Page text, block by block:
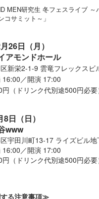
MEN研究生 冬フェスライブ
コサミット～」
26日（月）
アモンドホール
新栄2-1-9 雲竜フレックスビ
16:00／開演 17:00
（ドリンク代別途500円必要
日（日）
www
宇田川町13-17 ライズビル地
16:00／開演 17:00
（ドリンク代別途500円必要
る注意事項≫